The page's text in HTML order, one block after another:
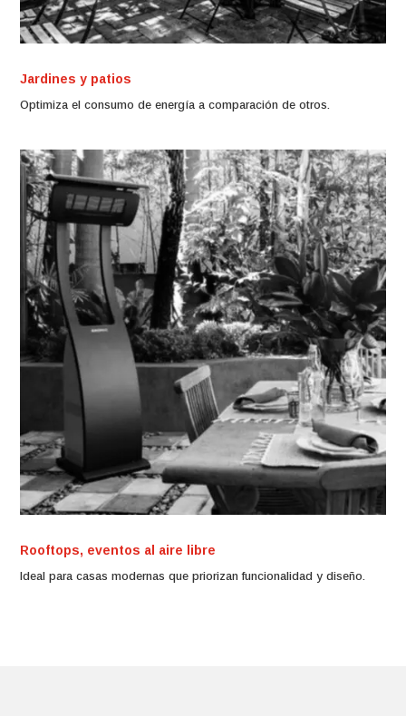
Jardines y patios
Optimiza el consumo de energía a comparación de otros.
Rooftops, eventos al aire libre
Ideal para casas modernas que priorizan funcionalidad y diseño.